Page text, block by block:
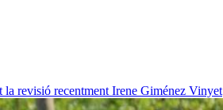
la revisió recentment Irene Giménez Vinyet